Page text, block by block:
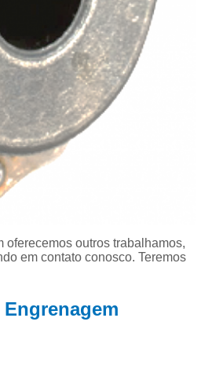
Polia e Engrenagem
Fábrica de
oferecemos outros trabalhamos,
em contato conosco. Teremos